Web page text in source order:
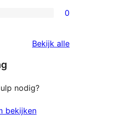
0
Bekijk alle
nodig?
bekijken